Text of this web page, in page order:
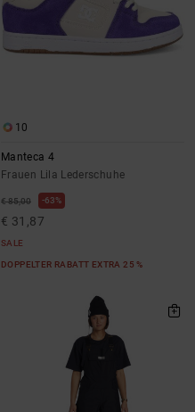
10
Manteca 4
Frauen Lila Lederschuhe
€ 85,00 63%
€ 31,87
SALE
DOPPELTER RABATT EXTRA 25 %